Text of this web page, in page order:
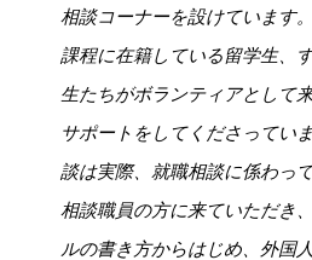
相談コーナーを設けています
課程に在籍している留学生、
生たちがボランティアとして
サポートをしてくださってい
談は実際、就職相談に係わっ
相談職員の方に来ていただき
ルの書き方からはじめ、外国